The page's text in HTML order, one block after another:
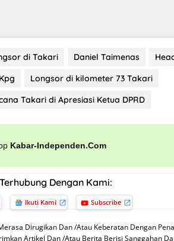
di Takari Daniel Taimenas
Longsor di kilometer 73 Takari
Takari di Apresiasi Ketua DPRD
Kabar-Independen.Com
Dengan Kami:
Ikuti Kami Subscribe
Dirugikan Dan /Atau Keberatan Dengan
Artikel Dan /Atau Berita Berisi Sanggahan